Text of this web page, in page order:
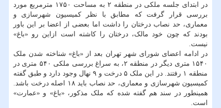
در ابتدای جلسه ملکی در منطقه ۲ به مساحت ۱۷۵۰ مترمربع مورد
بررسی قرار گرفت که مطابق با نظر کمیسیون شهرسازی و
معماری، حد نصاب درختان را داشت اما بعضی از اعضا بر این باور
بودند که چون خود مالک، درختان را کاشته است ازاین رو «باغ»
نیست.
در ادامه اعضای شورای شهر تهران بعد از «باغ» شناخته شدن ملک
۱۵۴۰ متری دیگر در منطقه ۲، به سراغ بررسی ملکی ۵۴۰ متری در
منطقه ۱ رفتند. در این ملک ۵ درخت و ۹ نهال وجود دارد و طبق گفته
کمیسیون شهرسازی و معماری، حد نصاب باید ۱۸ اصله درخت باشد.
همینطور در سند هم گفته شده که ملک مذکور، «باغ» و «عمارت»
است.